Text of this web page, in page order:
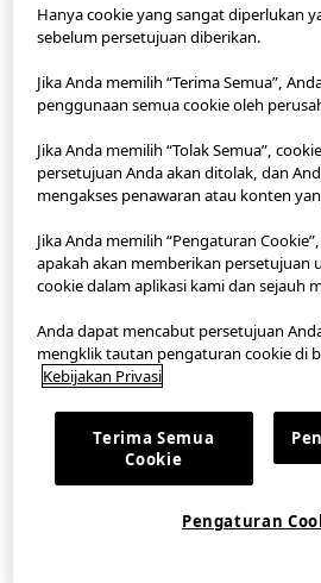
StyleHint App
Ketentuan Penggunaan
Peta Lokasi
Kontak
Gambaran Umum Perusahaan
©FAST RETAILING CO., LTD.
Hanya cookie yang sangat diperlukan
sebelum persetujuan diberikan.
Jika Anda memilih “Terima Semua”,
penggunaan semua cookie oleh
Jika Anda memilih “Tolak Semua”,
persetujuan Anda akan ditolak, dan
mengakses penawaran atau konten
Jika Anda memilih “Pengaturan
apakah akan memberikan persetujuan
cookie dalam aplikasi kami dan sejauh
Anda dapat mencabut persetujuan
mengklik tautan pengaturan cookie di
Kebijakan Privasi
Terima Semua
Cookie
Pengaturan